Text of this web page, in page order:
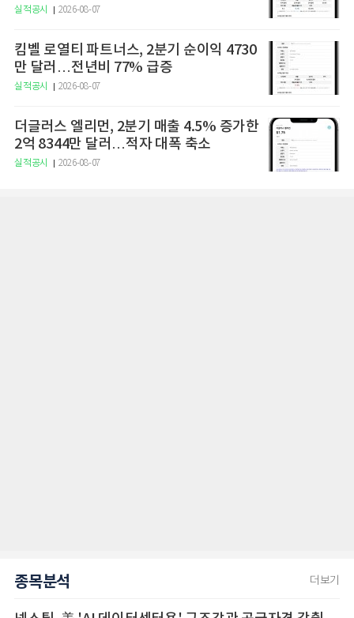
실적공시 2026-08-07
킴벨 로열티 파트너스, 2분기 순이익 4730
만 달러…전년비 77% 급증
실적공시 2026-08-07
더글러스 엘리먼, 2분기 매출 4.5% 증가한
2억 8344만 달러…적자 대폭 축소
실적공시 2026-08-07
종목분석 더보기